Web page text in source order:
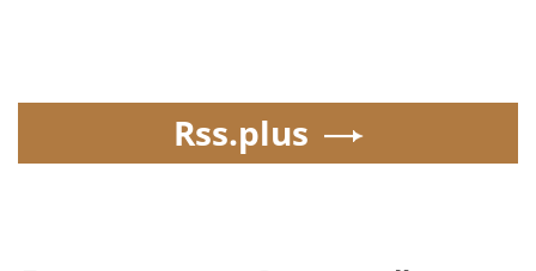
Rss.plus